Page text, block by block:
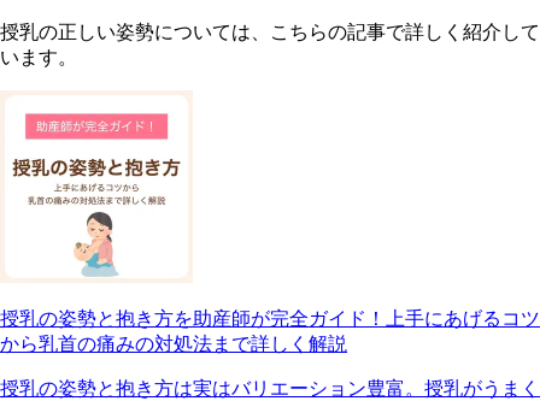
授乳の正しい姿勢については、こちらの記事で詳しく紹介して
います。
授乳の姿勢と抱き方を助産師が完全ガイド！上手にあげるコツ
から乳首の痛みの対処法まで詳しく解説
授乳の姿勢と抱き方は実はバリエーション豊富。授乳がうまく